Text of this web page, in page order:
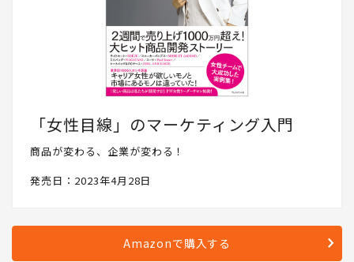
「女性目線」のマーケティング入門
商品が変わる、企業が変わる！
発売日：2023年4月28日
Amazonで購入する